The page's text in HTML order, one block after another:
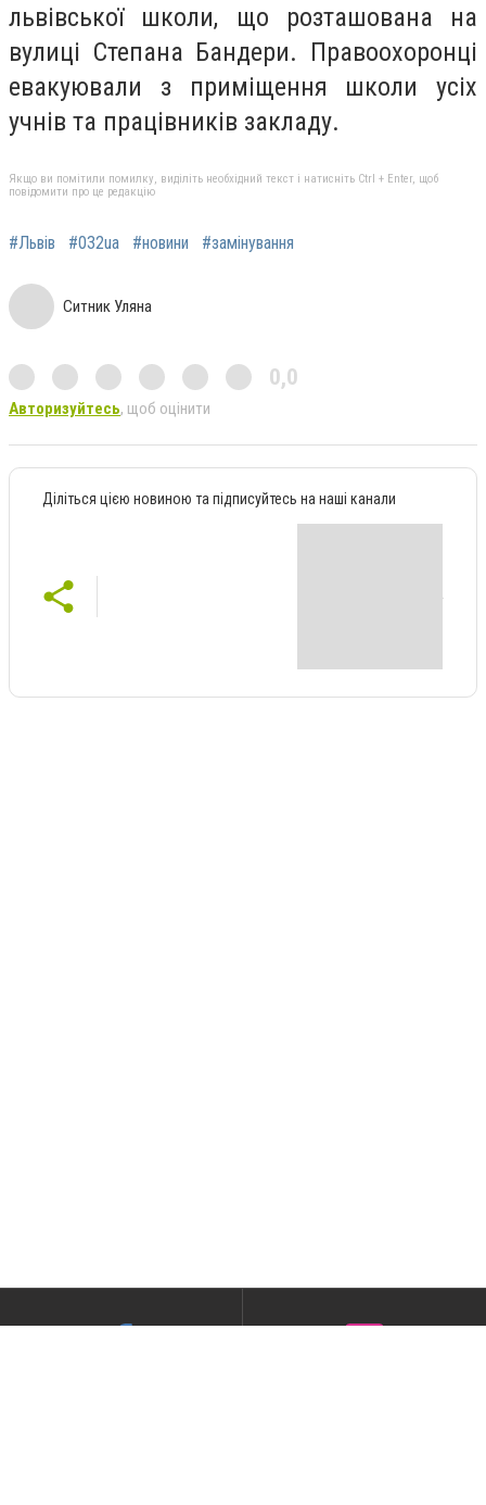
львівської школи, що розташована на
вулиці Степана Бандери. Правоохоронці
евакуювали з приміщення школи усіх
учнів та працівників закладу.
Якщо ви помітили помилку, виділіть необхідний текст і натисніть Ctrl + Enter, щоб
повідомити про це редакцію
#Львів #032ua #новини #замінування
Ситник Уляна
0,0
Авторизуйтесь, щоб оцінити
Діліться цією новиною та підписуйтесь на наші канали